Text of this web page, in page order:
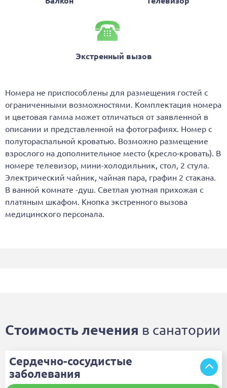
Экстренный вызов
Номера не приспособлены для размещения гостей с
ограниченными возможностями. Комплектация номера
и цветовая гамма может отличаться от заявленной в
описании и представленной на фотографиях. Номер с
полутораспальной кроватью. Возможно размещение
взрослого на дополнительное место (кресло-кровать). В
номере телевизор, мини-холодильник, стол, 2 стула.
Электрический чайник, чайная пара, графин 2 стакана.
В ванной комнате -душ. Светлая уютная прихожая с
платяным шкафом. Кнопка экстренного вызова
медицинского персонала.
Стоимость лечения в санатории
Сердечно-сосудистые
заболевания